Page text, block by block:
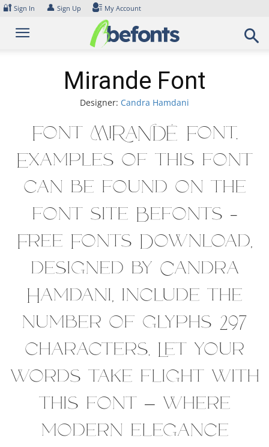
Skip
content
🔐 Sign In 👤 Sign Up My Account
Mirande Font
Designer: Candra Hamdani
Font Mirande Font.
Examples of this font
can be found on the
font site Befonts –
Free Fonts Download,
designed by Candra
Hamdani, include the
number of glyphs 297
characters. Let your
words take flight with
this font — where
modern elegance